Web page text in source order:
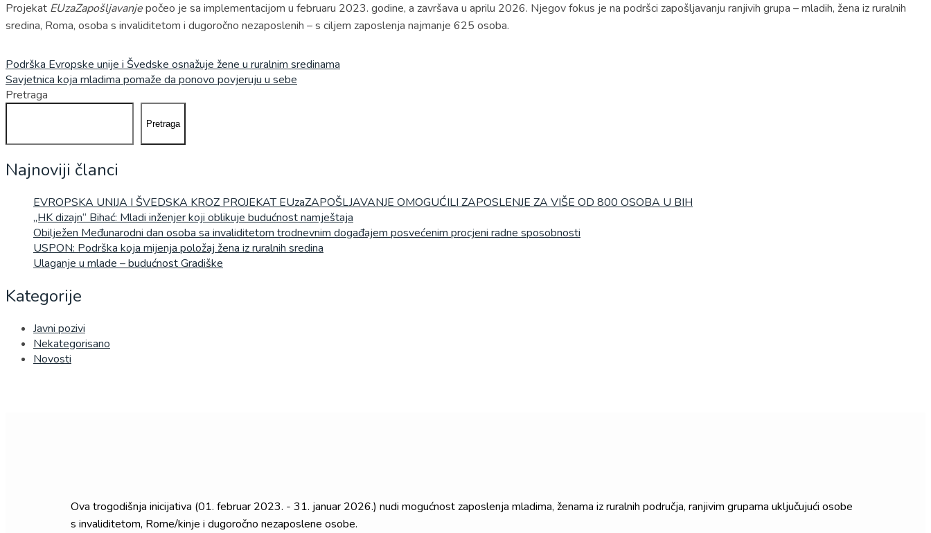
Projekat EUzaZapošljavanjepočeo je sa implementacijom u februaru 2023. godine, a završava u aprilu 2026. Njegov fokus je na podršci zapošljavanju ranjivih grupa – mladih, žena iz ruralnih
sredina, Roma, osoba s invaliditetom i dugoročno nezaposlenih – s ciljem zaposlenja najmanje 625 osoba.
Navigacija
članaka
Podrška Evropske unije i Švedske osnažuje žene u ruralnim sredinama
Savjetnica koja mladima pomaže da ponovo povjeruju u sebe
Pretraga
Pretraga
Najnoviji članci
EVROPSKA UNIJA I ŠVEDSKA KROZ PROJEKAT EUzaZAPOŠLJAVANJE OMOGUĆILI ZAPOSLENJE ZA VIŠE OD 800 OSOBA U BIH
„HK dizajn“ Bihać: Mladi inženjer koji oblikuje budućnost namještaja
Obilježen Međunarodni dan osoba sa invaliditetom trodnevnim događajem posvećenim procjeni radne sposobnosti
USPON: Podrška koja mijenja položaj žena iz ruralnih sredina
Ulaganje u mlade – budućnost Gradiške
Kategorije
Javni pozivi
Nekategorisano
Novosti
Ova trogodišnja inicijativa (01. februar 2023. - 31. januar 2026.) nudi mogućnost zaposlenja mladima, ženama iz ruralnih područja, ranjivim grupama uključujući osobe
s invaliditetom, Rome/kinje i dugoročno nezaposlene osobe.